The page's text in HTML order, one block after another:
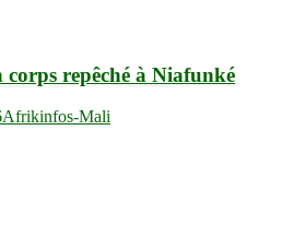
repêché à Niafunké
Afrikinfos-Mali